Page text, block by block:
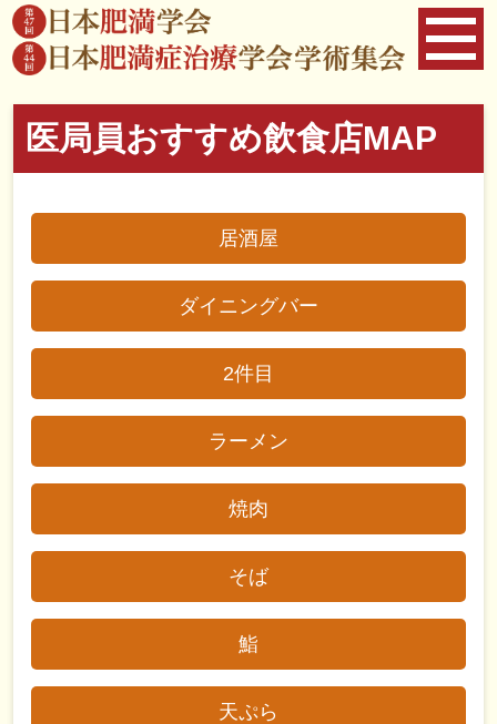
医局員おすすめ飲食店MAP
居酒屋
ダイニングバー
2件目
ラーメン
焼肉
そば
鮨
天ぷら